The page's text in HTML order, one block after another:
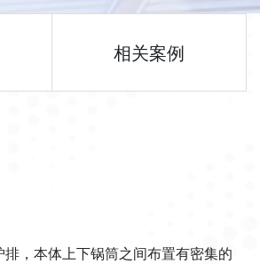
相关案例
，本体上下锅筒之间布置有密集的